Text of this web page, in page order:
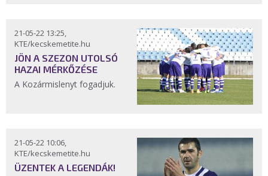
21-05-22 13:25,
KTE/kecskemetite.hu
JÖN A SZEZON UTOLSÓ
HAZAI MÉRKŐZÉSE
A Kozármislenyt fogadjuk.
21-05-22 10:06,
KTE/kecskemetite.hu
ÜZENTEK A LEGENDÁK!